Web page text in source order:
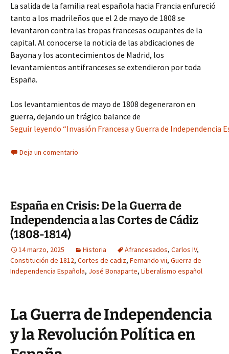
La salida de la familia real española hacia Francia enfureció
tanto a los madrileños que el 2 de mayo de 1808 se
levantaron contra las tropas francesas ocupantes de la
capital. Al conocerse la noticia de las abdicaciones de
Bayona y los acontecimientos de Madrid, los
levantamientos antifranceses se extendieron por toda
España.
Los levantamientos de mayo de 1808 degeneraron en
guerra, dejando un trágico balance de
Seguir leyendo “Invasión Francesa y Guerra de Independencia
Deja un comentario
España en Crisis: De la Guerra de
Independencia a las Cortes de Cádiz
(1808-1814)
14 marzo, 2025 Historia Afrancesados, Carlos IV,
Constitución de 1812, Cortes de cadiz, Fernando vii, Guerra de
Independencia Española, José Bonaparte, Liberalismo español
La Guerra de Independencia
y la Revolución Política en